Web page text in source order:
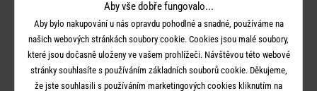
Květináč 17 cm - modrozelená
699 Kč
Květináč květiny 14 cm - modrá
199 Kč
Aby vše dobře fungovalo...
Aby bylo nakupování u nás opravdu pohodlné a snadné, používáme na
našich webových stránkách soubory cookie. Cookies jsou malé soubory,
které jsou dočasně uloženy ve vašem prohlížeči. Návštěvou této webové
stránky souhlasíte s používáním základních souborů cookie. Děkujeme,
že jste souhlasili s používáním marketingových cookies kliknutím na